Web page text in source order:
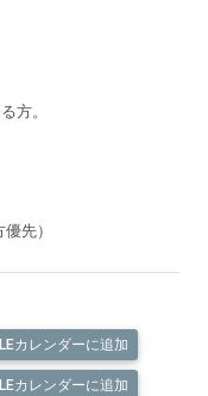
方。
先）
カレンダーに追加
カレンダーに追加